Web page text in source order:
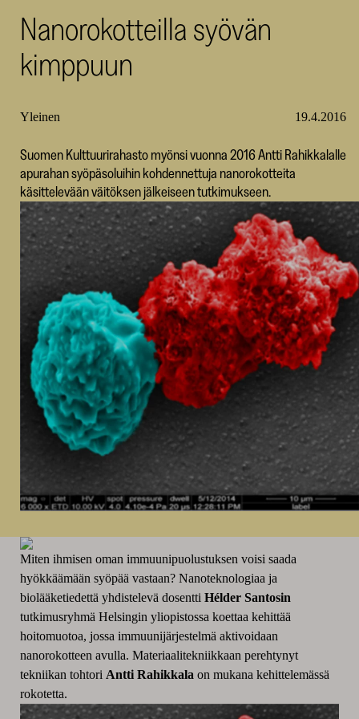
SKR
Nanorokotteilla syövän
kimppuun
Yleinen 19.4.2016
Suomen Kulttuurirahasto myönsi vuonna 2016 Antti Rahikkalalle
apurahan syöpäsoluihin kohdennettuja nanorokotteita
käsittelevään väitöksen jälkeiseen tutkimukseen.
Miten ihmisen oman immuunipuolustuksen voisi saada
hyökkäämään syöpää vastaan? Nanoteknologiaa ja
biolääketiedettä yhdistelevä dosentti Hélder Santosin
tutkimusryhmä Helsingin yliopistossa koettaa kehittää
hoitomuotoa, jossa immuunijärjestelmä aktivoidaan
nanorokotteen avulla. Materiaalitekniikkaan perehtynyt
tekniikan tohtori Antti Rahikkala on mukana kehittelemässä
rokotetta.